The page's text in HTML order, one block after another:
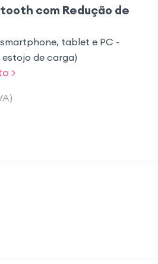
com Redução de
tablet e PC -
de carga)
>